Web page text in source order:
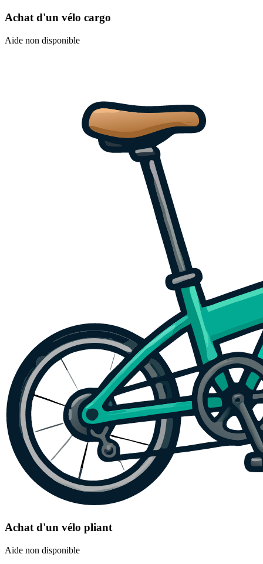
Achat d'un vélo cargo
Aide non disponible
Achat d'un vélo pliant
Aide non disponible